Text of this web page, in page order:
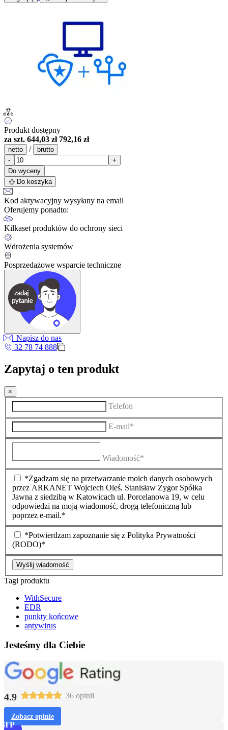
Produkt dostępny
za szt. 644,03 zł 792,16 zł
netto /
brutto
-
+
Do wyceny
Do koszyka
Kod aktywacyjny wysyłany na email
Oferujemy ponadto:
Kilkaset produktów do ochrony sieci
Wdrożenia systemów
Posprzedażowe wsparcie techniczne
Napisz do nas
32 78 74 888
Zapytaj o ten produkt
×
Telefon
E-mail*
Wiadomość*
*Zgadzam się na przetwarzanie moich danych osobowych
przez ARKANET Wojciech Oleś, Stanisław Zygor Spółka
Jawna z siedzibą w Katowicach ul. Porcelanowa 19, w celu
odpowiedzi na moją wiadomość, drogą telefoniczną lub
poprzez e-mail.*
*Potwierdzam zapoznanie się z Polityka Prywatności
(RODO)*
Wyślij wiadomość
Tagi produktu
WithSecure
EDR
punkty końcowe
antywirus
Jesteśmy dla Ciebie
4.9 36 opinii
Zobacz opinie
TP